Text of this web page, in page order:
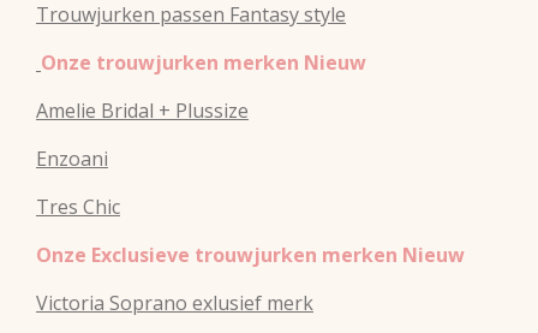
Trouwjurken passen Fantasy style
Onze trouwjurken merken Nieuw
Amelie Bridal + Plussize
Enzoani
Tres Chic
Onze Exclusieve trouwjurken merken Nieuw
Victoria Soprano exlusief merk